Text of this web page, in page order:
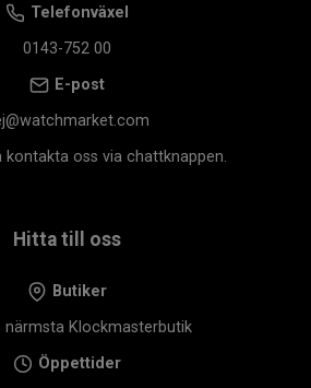
Telefonväxel
0143-752 00
E-post
kontakta oss via chattknappen.
Hitta till oss
Butiker
närmsta Klockmasterbutik
Öppettider